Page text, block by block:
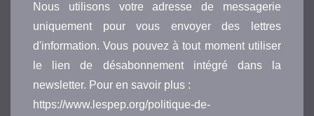
Nous utilisons votre adresse de messagerie
uniquement pour vous envoyer des lettres
d'information. Vous pouvez à tout moment utiliser
le lien de désabonnement intégré dans la
newsletter. Pour en savoir plus :
https://www.lespep.org/politique-de-